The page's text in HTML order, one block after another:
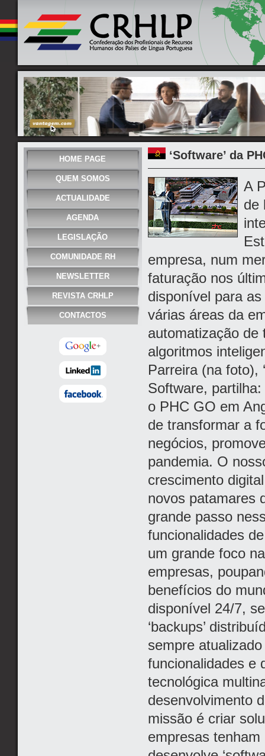
HOME PAGE
QUEM SOMOS
ACTUALIDADE
AGENDA
LEGISLAÇÃO
COMUNIDADE RH
NEWSLETTER
REVISTA CRHLP
CONTACTOS
‘Software’ da
A
de
empresa, num
faturação nos
disponível para
várias áreas da
automatização de
algoritmos
Parreira (na foto),
Software,
o PHC GO em
de transformar a
negócios,
pandemia. O
crescimento
novos patamares
grande passo
funcionalidades
um grande foco
empresas,
benefícios do
disponível 24/7,
‘backups’
sempre
funcionalidades e
tecnológica
desenvolvimento
missão é criar
empresas